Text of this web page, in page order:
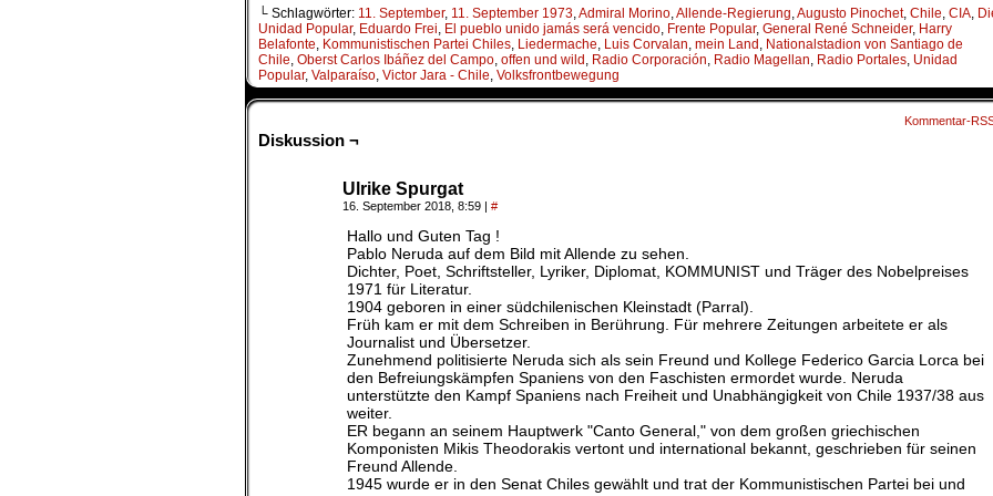
└ Schlagwörter: 11. September, 11. September 1973 Admiral Morino Allende-Regierung Augusto Pinochet, Chile CIA
Unidad Popular, Eduardo Frei El pueblo unido jamás será vencido Frente Popular, General René Schneider, Harry
Belafonte Kommunistischen Partei Chiles Lieder­mache Luis Corvalan mein Land Nationalstadion von Santiago de
Chile Oberst Carlos Ibáñez del Campo offen und wild Radio Corporación Radio Magellan Radio Portales Unidad
Popular, Valparaíso Victor Jara - Chile Volksfrontbewegung
Kommentar-
Diskussion ¬
Ulrike Spurgat
16. September 2018, 8:59 | #
Hallo und Guten Tag !
Pablo Neruda auf dem Bild mit Allende zu sehen.
Dichter, Poet, Schriftsteller, Lyriker, Diplomat, KOMMUNIST und Träger des Nobelpreises
1971 für Literatur.
1904 geboren in einer südchilenischen Kleinstadt (Parral).
Früh kam er mit dem Schreiben in Berührung. Für mehrere Zeitungen arbeitete er als
Journalist und Übersetzer.
Zunehmend politisierte Neruda sich als sein Freund und Kollege Federico Garcia Lorca bei
den Befreiungskämpfen Spaniens von den Faschisten ermordet wurde. Neruda
unterstützte den Kampf Spaniens nach Freiheit und Unabhängigkeit von Chile 1937/38 aus
weiter.
ER begann an seinem Hauptwerk "Canto General," von dem großen griechischen
Komponisten Mikis Theodorakis vertont und international bekannt, geschrieben für seinen
Freund Allende.
1945 wurde er in den Senat Chiles gewählt und trat der Kommunistischen Partei bei und